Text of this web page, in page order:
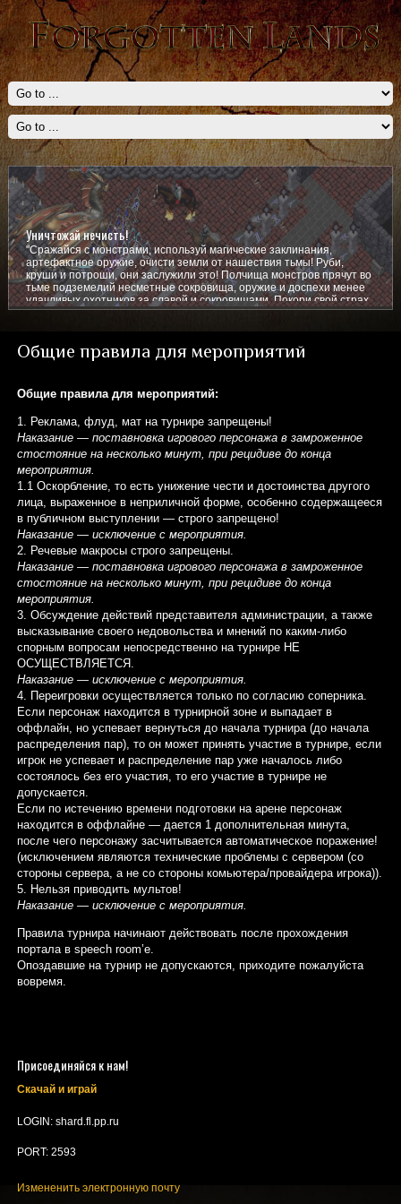
Уничтожай нечисть!
"Сражайся с монстрами, используй магические заклинания,
артефактное оружие, очисти земли от нашествия тьмы! Руби,
круши и потроши, они заслужили это! Полчища монстров прячут во
тьме подземелий несметные сокровища, оружие и доспехи менее
удачливых охотников за славой и сокровищами. Покори свой страх,
покажи им кто тут главный!
Общие правила для мероприятий
Общие правила для мероприятий:
1. Реклама, флуд, мат на турнире запрещены!
Наказание — поставновка игрового персонажа в замроженное
стостояние на несколько минут, при рецидиве до конца
мероприятия.
1.1 Оскорбление, то есть унижение чести и достоинства другого
лица, выраженное в неприличной форме, особенно содержащееся
в публичном выступлении — строго запрещено!
Наказание — исключение с мероприятия.
2. Речевые макросы строго запрещены.
Наказание — поставновка игрового персонажа в замроженное
стостояние на несколько минут, при рецидиве до конца
мероприятия.
3. Обсуждение действий представителя администрации, а также
высказывание своего недовольства и мнений по каким-либо
спорным вопросам непосредственно на турнире НЕ
ОСУЩЕСТВЛЯЕТСЯ.
Наказание — исключение с мероприятия.
4. Переигровки осуществляется только по согласию соперника.
Если персонаж находится в турнирной зоне и выпадает в
оффлайн, но успевает вернуться до начала турнира (до начала
распределения пар), то он может принять участие в турнире, если
игрок не успевает и распределение пар уже началось либо
состоялось без его участия, то его участие в турнире не
допускается.
Если по истечению времени подготовки на арене персонаж
находится в оффлайне — дается 1 дополнительная минута,
после чего персонажу засчитывается автоматическое поражение!
(исключением являются технические проблемы с сервером (со
стороны сервера, а не со стороны комьютера/провайдера игрока)).
5. Нельзя приводить мультов!
Наказание — исключение с мероприятия.
Правила турнира начинают действовать после прохождения
портала в speech room’е.
Опоздавшие на турнир не допускаются, приходите пожалуйста
вовремя.
Присоединяйся к нам!
Скачай и играй
LOGIN: shard.fl.pp.ru
PORT: 2593
Измененить электронную почту